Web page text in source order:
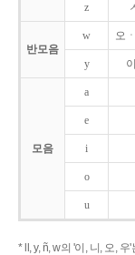
z
반모음
w 오
y
모음
a
e
i
o
u
* ll, y, ñ, w의 '이, 니, 오,